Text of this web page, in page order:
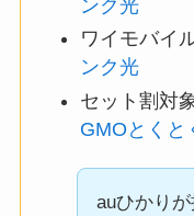
ンク光
ワイモバイ
ンク光
セット割対
GMOとくと
auひかり